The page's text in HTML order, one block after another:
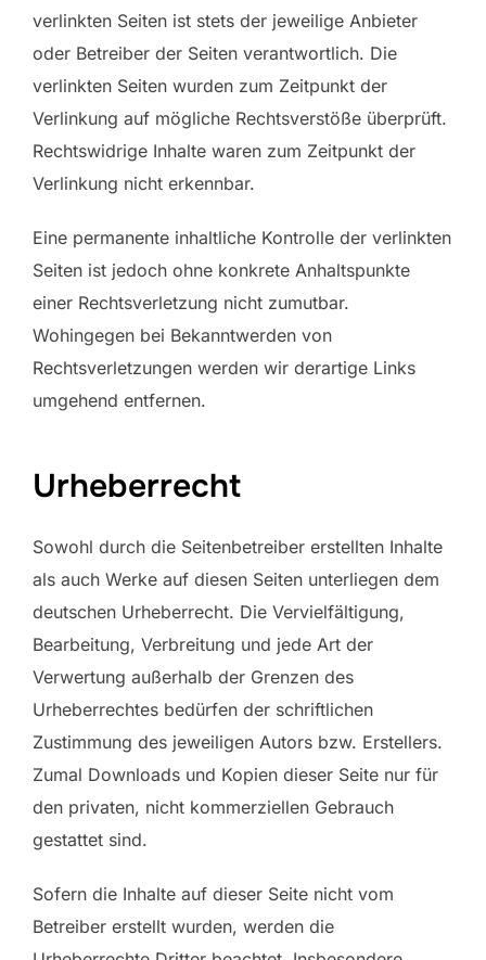
verlinkten Seiten ist stets der jeweilige Anbieter
oder Betreiber der Seiten verantwortlich. Die
verlinkten Seiten wurden zum Zeitpunkt der
Verlinkung auf mögliche Rechtsverstöße überprüft.
Rechtswidrige Inhalte waren zum Zeitpunkt der
Verlinkung nicht erkennbar.
Eine permanente inhaltliche Kontrolle der verlinkten
Seiten ist jedoch ohne konkrete Anhaltspunkte
einer Rechtsverletzung nicht zumutbar.
Wohingegen bei Bekanntwerden von
Rechtsverletzungen werden wir derartige Links
umgehend entfernen.
Urheberrecht
Sowohl durch die Seitenbetreiber erstellten Inhalte
als auch Werke auf diesen Seiten unterliegen dem
deutschen Urheberrecht. Die Vervielfältigung,
Bearbeitung, Verbreitung und jede Art der
Verwertung außerhalb der Grenzen des
Urheberrechtes bedürfen der schriftlichen
Zustimmung des jeweiligen Autors bzw. Erstellers.
Zumal Downloads und Kopien dieser Seite nur für
den privaten, nicht kommerziellen Gebrauch
gestattet sind.
Sofern die Inhalte auf dieser Seite nicht vom
Betreiber erstellt wurden, werden die